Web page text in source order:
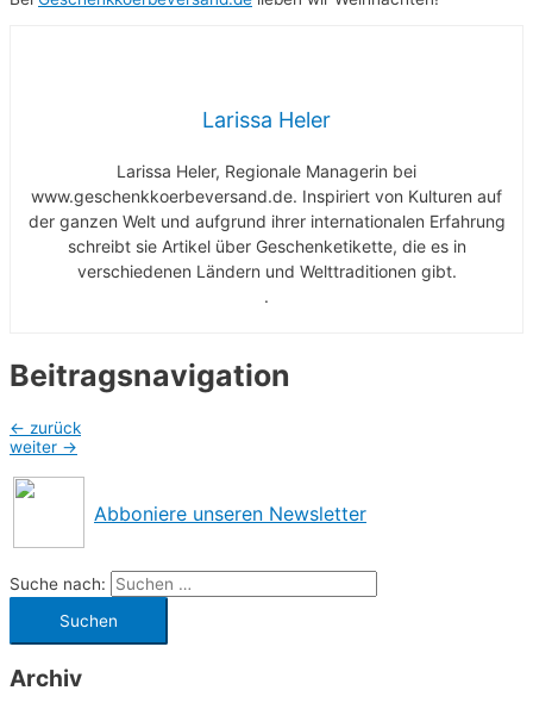
Larissa Heler
Larissa Heler, Regionale Managerin bei
www.geschenkkoerbeversand.de. Inspiriert von Kulturen auf
der ganzen Welt und aufgrund ihrer internationalen Erfahrung
schreibt sie Artikel über Geschenketikette, die es in
verschiedenen Ländern und Welttraditionen gibt.
.
Beitragsnavigation
← zurück
weiter →
Abboniere unseren Newsletter
Suche nach:
Archiv